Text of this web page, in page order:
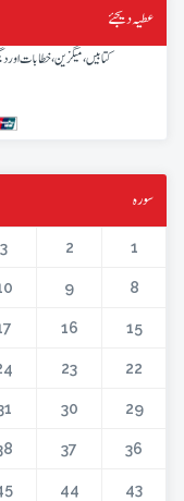
عطیہ دیجئے
کتابیں، میگزین، خطابات اور
سورہ
1
2
3
8
9
15
16
22
23
29
30
36
37
43
44